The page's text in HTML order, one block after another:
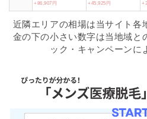
+86,907円 +45,925円
近隣エリアの相場は当サイト各
金の下の小さい数字は当地域と
ック・キャンペーンに